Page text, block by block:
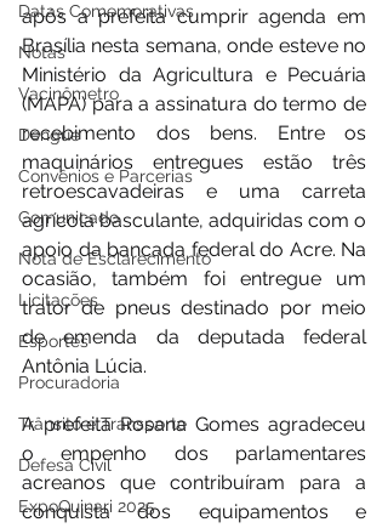
Datas Comemorativas
Notas
Vacinômetro
Dengue
Convênios e Parcerias
Comunicado
Nota de Esclarecimento
Licitações
Esportes
Procuradoria
Trânsito e Transporte
Defesa Civil
ExpoQuinari 2025
após a prefeita cumprir agenda em
Brasília nesta semana, onde esteve no
Ministério da Agricultura e Pecuária
(MAPA) para a assinatura do termo de
recebimento dos bens. Entre os
maquinários entregues estão três
retroescavadeiras e uma carreta
agrícola basculante, adquiridas com o
apoio da bancada federal do Acre. Na
ocasião, também foi entregue um
trator de pneus destinado por meio
de emenda da deputada federal
Antônia Lúcia.
A prefeita Rosana Gomes agradeceu
o empenho dos parlamentares
acreanos que contribuíram para a
conquista dos equipamentos e